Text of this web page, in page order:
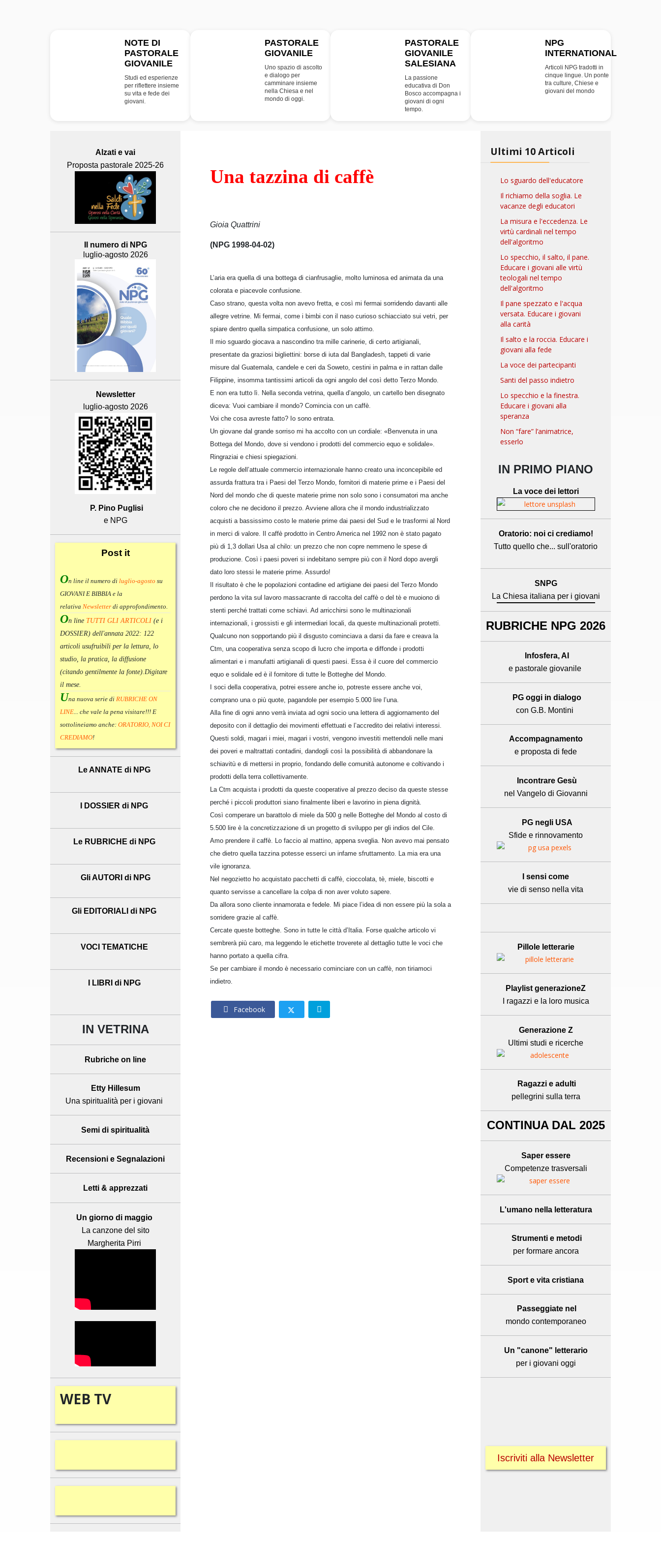
NOTE DI
PASTORALE
GIOVANILE
Studi ed esperienze
per riflettere insieme
su vita e fede dei
giovani.
PASTORALE
GIOVANILE
Uno spazio di ascolto
e dialogo per
camminare insieme
nella Chiesa e nel
mondo di oggi.
PASTORALE
GIOVANILE
SALESIANA
La passione
educativa di Don
Bosco accompagna i
giovani di ogni
tempo.
NPG
INTERNATIONAL
Articoli NPG tradotti in
cinque lingue. Un ponte
tra culture, Chiese e
giovani del mondo
Alzati e vai
Proposta pastorale 2025-26
Il numero di NPG
luglio-agosto 2026
Newsletter
luglio-agosto 2026
P. Pino Puglisi
e NPG
Postit
On line il numero di luglio-agosto su
GIOVANI E BIBBIA e la
relativa Newsletter di approfondimento.
On line TUTTI GLI ARTICOLI (e i
DOSSIER) dell'annata 2022: 122
articoli usufruibili per la lettura, lo
studio, la pratica, la diffusione
(citando gentilmente la fonte).Digitare
il mese.
Una nuova serie di RUBRICHE ON
LINE... che vale la pena visitare!!! E
sottolineiamo anche: ORATORIO, NOI CI
CREDIAMO!
Le ANNATE di NPG
I DOSSIER di NPG
Le RUBRICHE di NPG
Gli AUTORI di NPG
Gli EDITORIALI di NPG
VOCI TEMATICHE
I LIBRI di NPG
IN VETRINA
Rubriche on line
Etty Hillesum
Una spiritualità per i giovani
Semi di spiritualità
Recensioni e Segnalazioni
Letti & apprezzati
Un giorno di maggio
La canzone del sito
Margherita Pirri
WEB TV
Una tazzina di caffè
Gioia Quattrini
(NPG 1998-04-02)
L’aria era quella di una bottega di cianfrusaglie, molto luminosa ed animata da una
colorata e piacevole confusione.
Caso strano, questa volta non avevo fretta, e così mi fermai sorridendo davanti alle
allegre vetrine. Mi fermai, come i bimbi con il naso curioso schiacciato sui vetri, per
spiare dentro quella simpatica confusione, un solo attimo.
Il mio sguardo giocava a nascondino tra mille carinerie, di certo artigianali,
presentate da graziosi bigliettini: borse di iuta dal Bangladesh, tappeti di varie
misure dal Guatemala, candele e ceri da Soweto, cestini in palma e in rattan dalle
Filippine, insomma tantissimi articoli da ogni angolo del così detto Terzo Mondo.
E non era tutto lì. Nella seconda vetrina, quella d’angolo, un cartello ben disegnato
diceva: Vuoi cambiare il mondo? Comincia con un caffè.
Voi che cosa avreste fatto? Io sono entrata.
Un giovane dal grande sorriso mi ha accolto con un cordiale: «Benvenuta in una
Bottega del Mondo, dove si vendono i prodotti del commercio equo e solidale».
Ringraziai e chiesi spiegazioni.
Le regole dell’attuale commercio internazionale hanno creato una inconcepibile ed
assurda frattura tra i Paesi del Terzo Mondo, fornitori di materie prime e i Paesi del
Nord del mondo che di queste materie prime non solo sono i consumatori ma anche
coloro che ne decidono il prezzo. Avviene allora che il mondo industrializzato
acquisti a bassissimo costo le materie prime dai paesi del Sud e le trasformi al Nord
in merci di valore. Il caffè prodotto in Centro America nel 1992 non è stato pagato
più di 1,3 dollari Usa al chilo: un prezzo che non copre nemmeno le spese di
produzione. Così i paesi poveri si indebitano sempre più con il Nord dopo avergli
dato loro stessi le materie prime. Assurdo!
Il risultato è che le popolazioni contadine ed artigiane dei paesi del Terzo Mondo
perdono la vita sul lavoro massacrante di raccolta del caffè o del tè e muoiono di
stenti perché trattati come schiavi. Ad arricchirsi sono le multinazionali
internazionali, i grossisti e gli intermediari locali, da queste multinazionali protetti.
Qualcuno non sopportando più il disgusto cominciava a darsi da fare e creava la
Ctm, una cooperativa senza scopo di lucro che importa e diffonde i prodotti
alimentari e i manufatti artigianali di questi paesi. Essa è il cuore del commercio
equo e solidale ed è il fornitore di tutte le Botteghe del Mondo.
I soci della cooperativa, potrei essere anche io, potreste essere anche voi,
comprano una o più quote, pagandole per esempio 5.000 lire l’una.
Alla fine di ogni anno verrà inviata ad ogni socio una lettera di aggiornamento del
deposito con il dettaglio dei movimenti effettuati e l’accredito dei relativi interessi.
Questi soldi, magari i miei, magari i vostri, vengono investiti mettendoli nelle mani
dei poveri e maltrattati contadini, dandogli così la possibilità di abbandonare la
schiavitù e di mettersi in proprio, fondando delle comunità autonome e coltivando i
prodotti della terra collettivamente.
La Ctm acquista i prodotti da queste cooperative al prezzo deciso da queste stesse
perché i piccoli produttori siano finalmente liberi e lavorino in piena dignità.
Così comperare un barattolo di miele da 500 g nelle Botteghe del Mondo al costo di
5.500 lire è la concretizzazione di un progetto di sviluppo per gli indios del Cile.
Amo prendere il caffè. Lo faccio al mattino, appena sveglia. Non avevo mai pensato
che dietro quella tazzina potesse esserci un infame sfruttamento. La mia era una
vile ignoranza.
Nel negozietto ho acquistato pacchetti di caffè, cioccolata, tè, miele, biscotti e
quanto servisse a cancellare la colpa di non aver voluto sapere.
Da allora sono cliente innamorata e fedele. Mi piace l’idea di non essere più la sola a
sorridere grazie al caffè.
Cercate queste botteghe. Sono in tutte le città d’Italia. Forse qualche articolo vi
sembrerà più caro, ma leggendo le etichette troverete al dettaglio tutte le voci che
hanno portato a quella cifra.
Se per cambiare il mondo è necessario cominciare con un caffè, non tiriamoci
indietro.
Facebook
Ultimi 10 Articoli
Lo sguardo dell'educatore
Il richiamo della soglia. Le
vacanze degli educatori
La misura e l'eccedenza. Le
virtù cardinali nel tempo
dell'algoritmo
Lo specchio, il salto, il pane.
Educare i giovani alle virtù
teologali nel tempo
dell'algoritmo
Il pane spezzato e l'acqua
versata. Educare i giovani
alla carità
Il salto e la roccia. Educare i
giovani alla fede
La voce dei partecipanti
Santi del passo indietro
Lo specchio e la finestra.
Educare i giovani alla
speranza
Non “fare” l’animatrice,
esserlo
IN PRIMO PIANO
La voce dei lettori
Oratorio: noi ci crediamo!
Tutto quello che... sull'oratorio
SNPG
La Chiesa italiana per i giovani
RUBRICHE NPG 2026
Infosfera, AI
e pastorale giovanile
PG oggi in dialogo
con G.B. Montini
Accompagnamento
e proposta di fede
Incontrare Gesù
nel Vangelo di Giovanni
PG negli USA
Sfide e rinnovamento
I sensi come
vie di senso nella vita
Pillole letterarie
Playlist generazioneZ
I ragazzi e la loro musica
Generazione Z
Ultimi studi e ricerche
Ragazzi e adulti
pellegrini sulla terra
CONTINUA DAL 2025
Saper essere
Competenze trasversali
L'umanonella letteratura
Strumenti e metodi
per formare ancora
Sport e vita cristiana
Passeggiate nel
mondo contemporaneo
Un "canone" letterario
per i giovani oggi
Iscriviti alla Newsletter